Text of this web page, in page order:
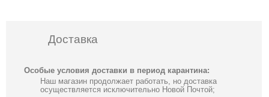
Доставка
Особые условия доставки в период карантина:
Наш магазин продолжает работать, но доставка
осуществляется исключительно Новой Почтой;